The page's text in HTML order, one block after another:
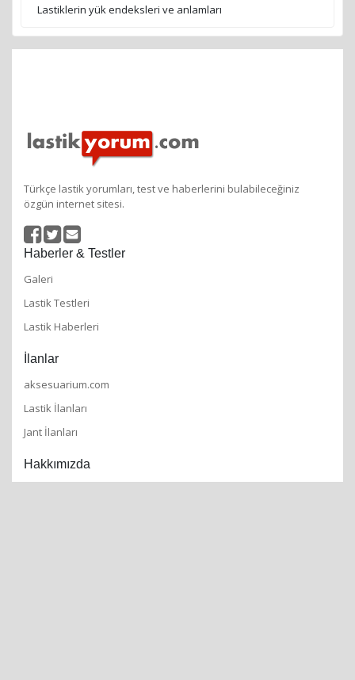
Lastiklerin yük endeksleri ve anlamları
Türkçe lastik yorumları, test ve haberlerini bulabileceğiniz
özgün internet sitesi.
Haberler & Testler
Galeri
Lastik Testleri
Lastik Haberleri
İlanlar
aksesuarium.com
Lastik İlanları
Jant İlanları
Hakkımızda